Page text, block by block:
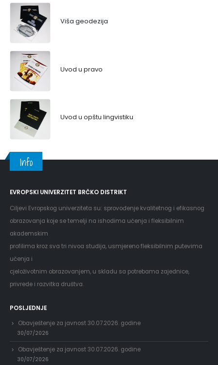
Viša geodezija
Uvod u pravo
Uvod u opštu lingvistiku
Info
EVROPSKI UNIVERZITET BRČKO DISTRIKT
Ciljevi Evropskog univerziteta su: sprovođenje kvalitetnog i efikasnog
obrazovanja koje se temelji na ishodima učenja i fleksibilnim
akademskim
profilima kroz sva tri nivoa studija, usmjereno fleksibilnim putevima
učenja i
cjeloživotnim obrazovanjem, u skladu sa potrebama zajednice,
privrede i razvitka društva.
POSLJEDNJE
Obavještenje za javnost 30.07.2026. godine
30/07/2026
Obavještenje za javnost 30.07.2026. godine
30/07/2026